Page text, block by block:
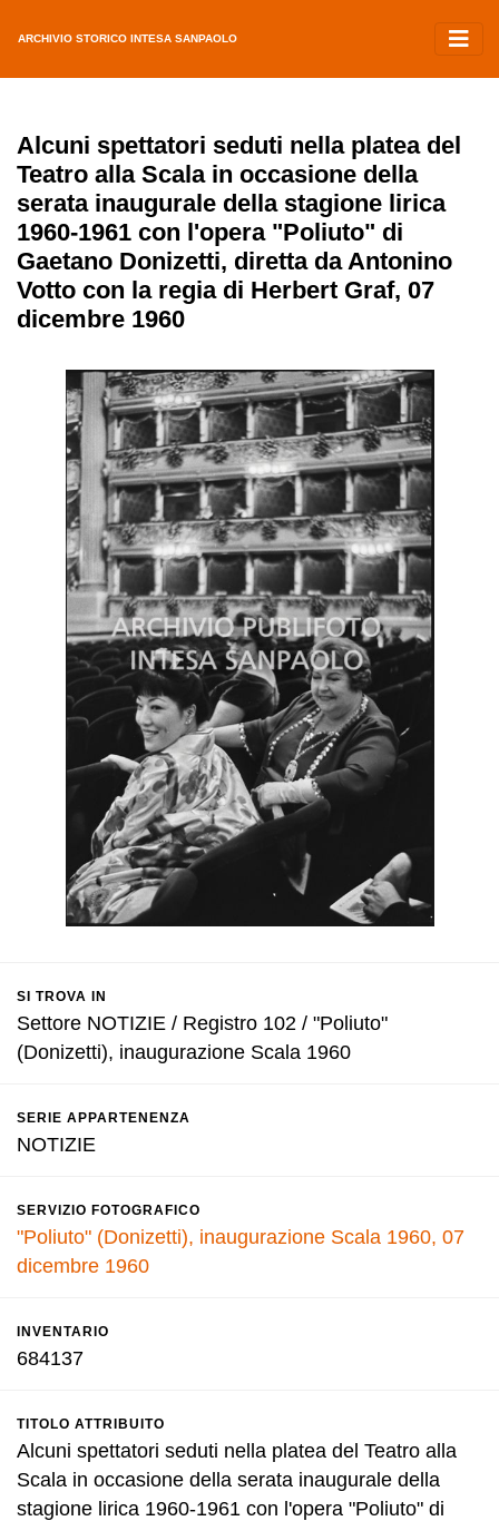
ARCHIVIO STORICO INTESA SANPAOLO
Alcuni spettatori seduti nella platea del
Teatro alla Scala in occasione della
serata inaugurale della stagione lirica
1960-1961 con l'opera "Poliuto" di
Gaetano Donizetti, diretta da Antonino
Votto con la regia di Herbert Graf, 07
dicembre 1960
SI TROVA IN
Settore NOTIZIE / Registro 102 / "Poliuto"
(Donizetti), inaugurazione Scala 1960
SERIE APPARTENENZA
NOTIZIE
SERVIZIO FOTOGRAFICO
"Poliuto" (Donizetti), inaugurazione Scala 1960, 07
dicembre 1960
INVENTARIO
684137
TITOLO ATTRIBUITO
Alcuni spettatori seduti nella platea del Teatro alla
Scala in occasione della serata inaugurale della
stagione lirica 1960-1961 con l'opera "Poliuto" di